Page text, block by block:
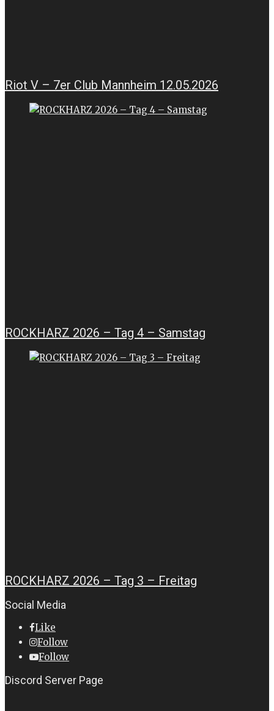
Riot V – 7er Club Mannheim 12.05.2026
ROCKHARZ 2026 – Tag 4 – Samstag
ROCKHARZ 2026 – Tag 3 – Freitag
Social Media
Like
Follow
Follow
Discord Server Page